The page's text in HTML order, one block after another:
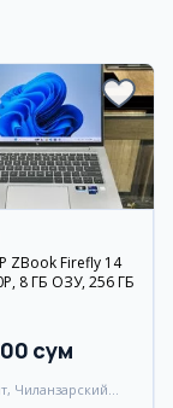
ZBook Firefly 14
8 ГБ ОЗУ, 256 ГБ
сум
Чиланзарский